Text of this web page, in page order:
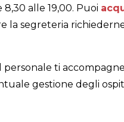
alle 19,00. Puoi
segreteria
personale ti
gestione degli